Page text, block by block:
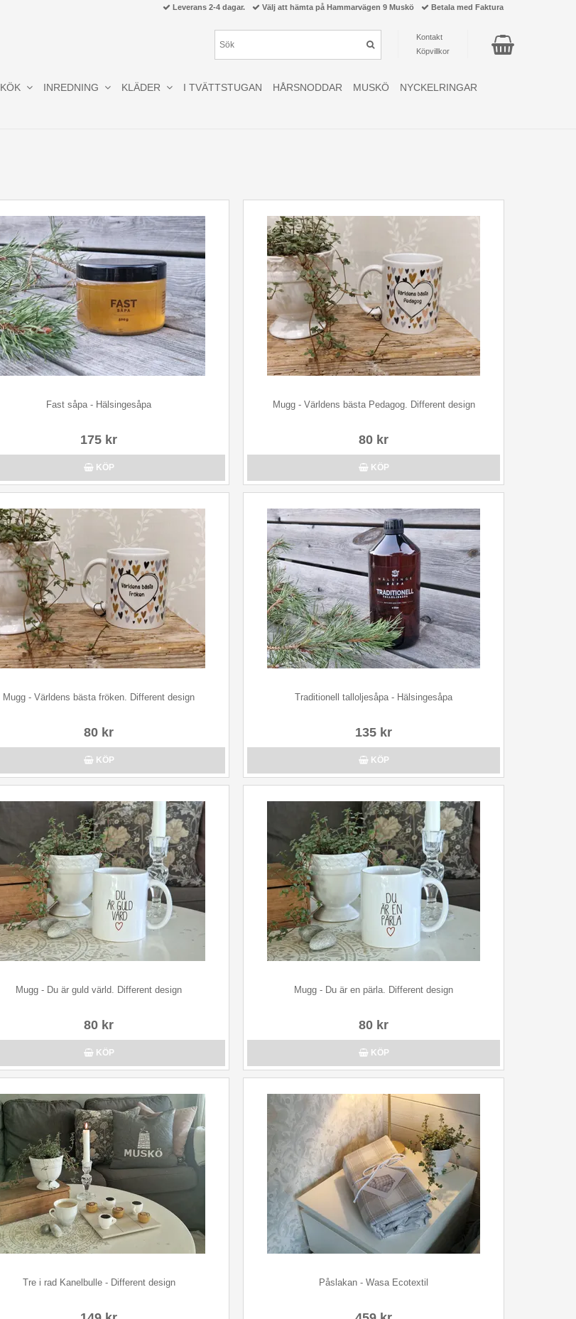
Fast såpa - Hälsingesåpa
175 kr
KÖP
Mugg - Världens bästa Pedagog. Different design
80 kr
KÖP
Mugg - Världens bästa fröken. Different design
80 kr
KÖP
Traditionell talloljesåpa - Hälsingesåpa
135 kr
KÖP
Mugg - Du är guld värld. Different design
80 kr
KÖP
Mugg - Du är en pärla. Different design
80 kr
KÖP
Tre i rad Kanelbulle - Different design Påslakan - Wasa Ecotextil
Leverans 2-4 dagar. Välj att hämta på Hammarvägen 9 Muskö Betala med Faktura
Kontakt
Köpvillkor
KÖK INREDNING KLÄDER I TVÄTTSTUGAN HÅRSNODDAR MUSKÖ NYCKELRINGAR